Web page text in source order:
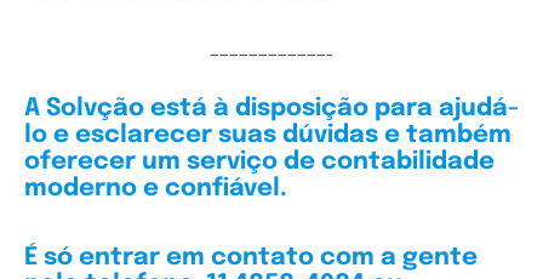
————————————-
A Solvção está à disposição para ajudá-
lo e esclarecer suas dúvidas e também
oferecer um serviço de contabilidade
moderno e confiável.
É só entrar em contato com a gente